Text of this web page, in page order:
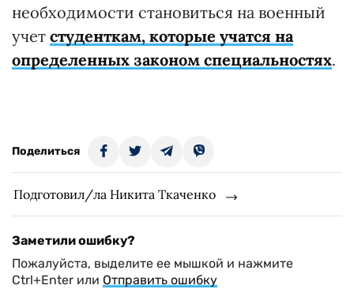
необходимости становиться на военный
учет студенткам, которые учатся на
определенных законом специальностях.
Поделиться
Подготовил/ла Никита Ткаченко
Заметили ошибку?
Пожалуйста, выделите ее мышкой и нажмите
Ctrl+Enter или Отправить ошибку